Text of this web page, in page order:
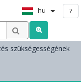
hu ?
szükségességének